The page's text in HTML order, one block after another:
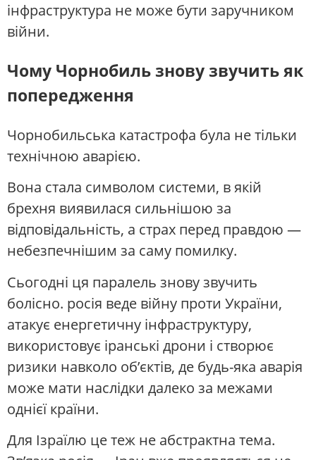
інфраструктура не може бути заручником
війни.
Чому Чорнобиль знову звучить як
попередження
Чорнобильська катастрофа була не тільки
технічною аварією.
Вона стала символом системи, в якій
брехня виявилася сильнішою за
відповідальність, а страх перед правдою —
небезпечнішим за саму помилку.
Сьогодні ця паралель знову звучить
болісно. росія веде війну проти України,
атакує енергетичну інфраструктуру,
використовує іранські дрони і створює
ризики навколо об’єктів, де будь-яка аварія
може мати наслідки далеко за межами
однієї країни.
Для Ізраїлю це теж не абстрактна тема.